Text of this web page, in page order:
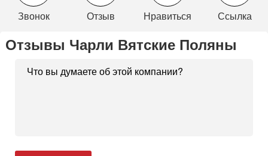
Звонок Отзыв Нравиться Ссылка
Отзывы Чарли Вятские Поляны